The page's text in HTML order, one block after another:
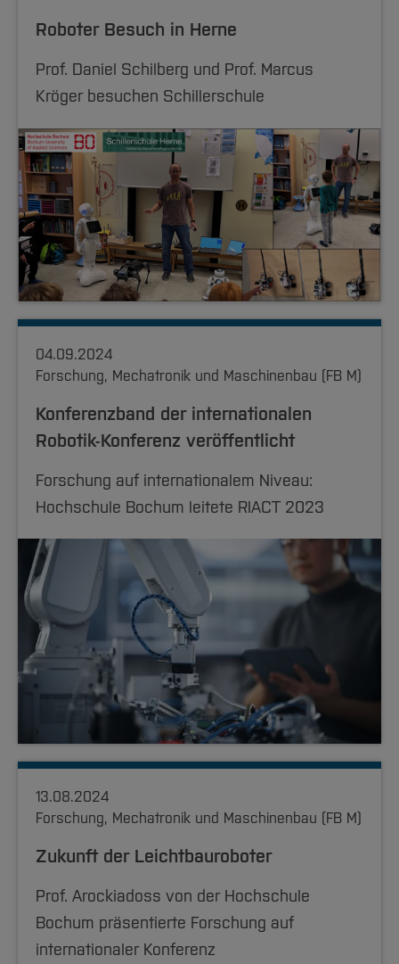
Arbeiten im FB G
International
Team
Service
Studieninteressierte
Fachgruppen
Forschung und Entwicklung
International
Team
Service
Notfall-Infos
BO Shop
Gleichstellung
Diskriminierungsfreie Hochschule
Vertretungen
Wahlen
International Office
Medienzentrum
qed-Stiftung
Zentrale Studienberatung
Roboter Besuch in Herne
Prof. Daniel Schilberg und Prof. Marcus
Kröger besuchen Schillerschule
04.09.2024
Forschung, Mechatronik und Maschinenbau (FB M)
Konferenzband der internationalen
Robotik-Konferenz veröffentlicht
Forschung auf internationalem Niveau:
Hochschule Bochum leitete RIACT 2023
13.08.2024
Forschung, Mechatronik und Maschinenbau (FB M)
Zukunft der Leichtbauroboter
Prof. Arockiadoss von der Hochschule
Bochum präsentierte Forschung auf
internationaler Konferenz